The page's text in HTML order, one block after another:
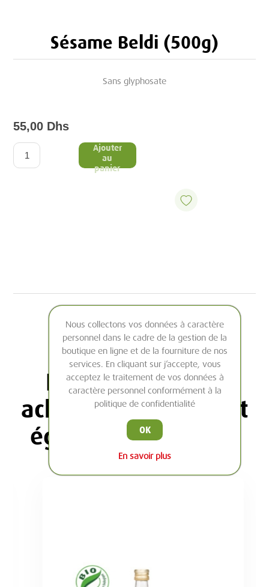
Sésame Beldi (500g)
Sans glyphosate
55,00 Dhs
Ajouter
au
panier
Les clients ayant
acheté cet article ont
également acheté :
Nous collectons vos données à caractère
personnel dans le cadre de la gestion de la
boutique en ligne et de la fourniture de nos
services. En cliquant sur j’accepte, vous
acceptez le traitement de vos données à
caractère personnel conformément à la
politique de confidentialité
OK
En savoir plus